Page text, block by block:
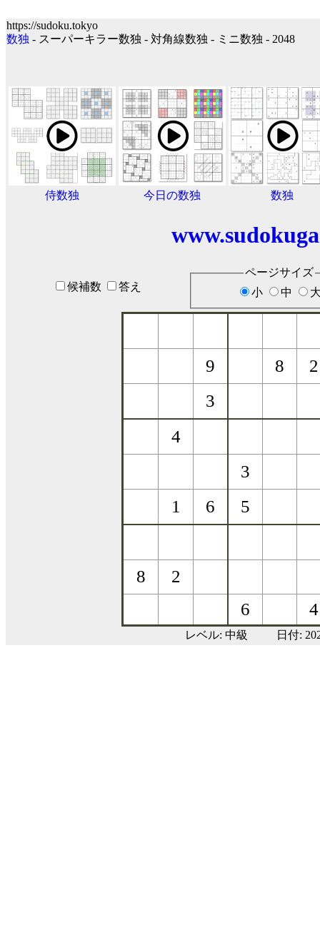
https://sudoku.tokyo
数独 - スーパーキラー数独 - 対角線数独 - ミニ数独 - 2048
侍数独 今日の数独 数独
候補数 答え
ページサイズ
小
中
レベル: 中級 日付: